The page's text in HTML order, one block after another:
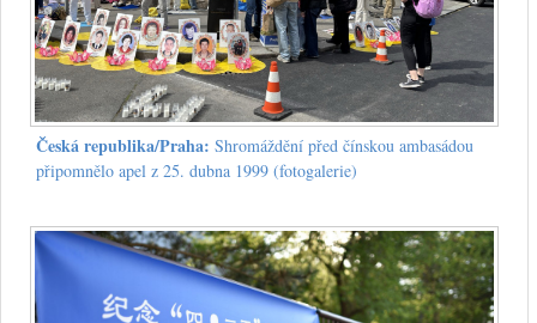
Česká republika/Praha: Shromáždění před čínskou ambasádou
připomnělo apel z 25. dubna 1999 (fotogalerie)